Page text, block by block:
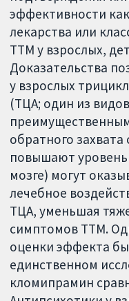
эффективности
лекарства или
ТТМ у взрослых,
Доказательства
у взрослых
(ТЦА; один из
обратного
повышают уровень
мозге) могут
лечебное
ТЦА, уменьшая
симптомов ТТМ.
оценки эффекта
единственном
кломипрамин